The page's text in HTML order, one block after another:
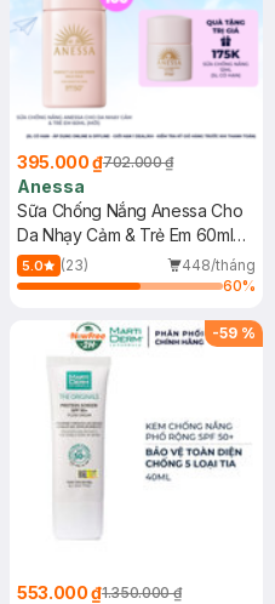
395.000 ₫702.000 ₫
Anessa
Sữa Chống Nắng Anessa Cho
Da Nhạy Cảm & Trẻ Em 60ml
(Mới)
5.0 (23)
448/tháng
60%
-59 %
553.000 ₫1.350.000 ₫